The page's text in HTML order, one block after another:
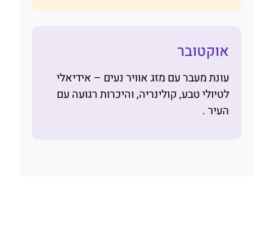
אוקטובר
עונת מעבר עם מזג אוויר נעים – אידיאלי
לטיולי טבע, קולינריה, והיכרות רגועה עם
העיר .